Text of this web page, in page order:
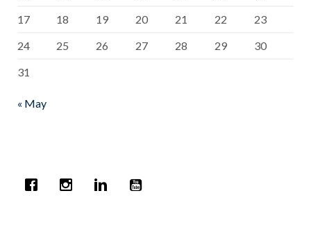
17
18 19 20 21 22
23
24
25 26 27 28 29
30
31
« May